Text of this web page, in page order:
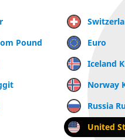
Pound Euro
Iceland
Norway
Russia
United